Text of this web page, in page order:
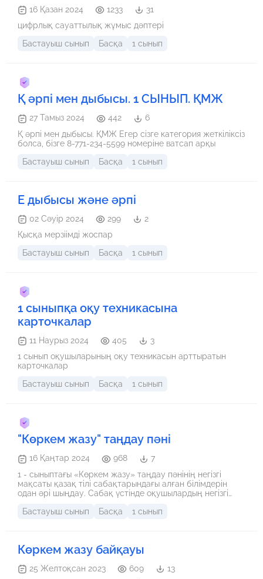
16 Қазан 2024 1233
31
цифрлық сауаттылық жұмыс дәптері
Бастауыш сынып
Басқа 1 сынып
Қ әрпі мен дыбысы. 1 СЫНЫП. ҚМЖ
27 Тамыз 2024 442
6
Қ әрпі мен дыбысы. ҚМЖ Егер сізге категория жеткіліксіз
болса, бізге 8-771-234-5599 номеріне ватсап арқы
Бастауыш сынып
Басқа 1 сынып
Е дыбысы және әрпі
02 Сәуір 2024 299
2
Қысқа мерзіімді жоспар
Бастауыш сынып
Басқа 1 сынып
1 сыныпқа оқу техникасына
карточкалар
11 Наурыз 2024 405
3
1 сынып оқушыларының оқу техникасын арттыратын
карточкалар
Бастауыш сынып
Басқа 1 сынып
"Көркем жазу" таңдау пәні
16 Қаңтар 2024 968
7
1 - сыныптағы «Көркем жазу» таңдау пәнінің негізгі
мақсаты қазақ тілі сабақтарындағы алған білімдерін
одан әрі шыңдау. Сабақ үстінде оқушылардың негізгі
айтқандарын дәптерге каллиграфия ережелерін сақтап
Бастауыш сынып Басқа 1 сынып
Көркем жазу байқауы
25 Желтоқсан 2023 609
13